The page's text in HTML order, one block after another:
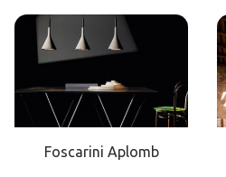
Foscarini Aplomb